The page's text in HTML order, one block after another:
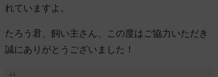
れていますよ。
たろう君、飼い主さん、この度はご協力いただき
誠にありがとうございました！